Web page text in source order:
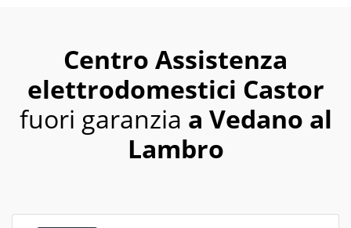
Centro Assistenza
elettrodomestici Castor
fuori garanzia a Vedano al
Lambro